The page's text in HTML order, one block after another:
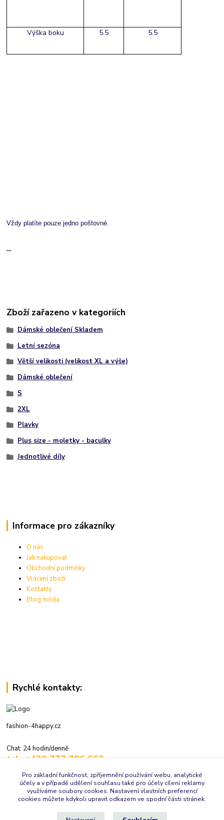
Výška boku 5.5 5.5
Vždy platíte pouze jedno poštovné.
""
Zboží zařazeno v kategoriích
Dámské oblečení Skladem
Letní sezóna
Větší velikosti (velikost XL a výše)
Dámské oblečení
S
2XL
Plavky
Plus size - moletky - baculky
Jednotlivé díly
Informace pro zákazníky
O nás
Jak nakupovat
Obchodní podmínky
Vrácení zboží
Kontakty
Blog móda
Rychlé kontakty:
fashion-4happy.cz
Chat: 24 hodin/denně
tel.: +420 777 786 662
info@fashion-4happy.cz
Pro základní funkčnost, zpříjemnění používání webu, analytické
účely a v případě udělení souhlasu také pro účely cílení reklamy
využíváme soubory cookies. Nastavení vlastních preferencí
cookies můžete kdykoli upravit odkazem ve spodní části stránek.